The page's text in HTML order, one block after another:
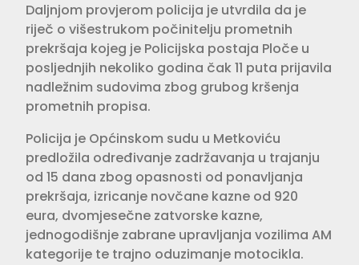
Daljnjom provjerom policija je utvrdila da je
riječ o višestrukom počinitelju prometnih
prekršaja kojeg je Policijska postaja Ploče u
posljednjih nekoliko godina čak 11 puta prijavila
nadležnim sudovima zbog grubog kršenja
prometnih propisa.
Policija je Općinskom sudu u Metkoviću
predložila određivanje zadržavanja u trajanju
od 15 dana zbog opasnosti od ponavljanja
prekršaja, izricanje novčane kazne od 920
eura, dvomjesečne zatvorske kazne,
jednogodišnje zabrane upravljanja vozilima AM
kategorije te trajno oduzimanje motocikla.